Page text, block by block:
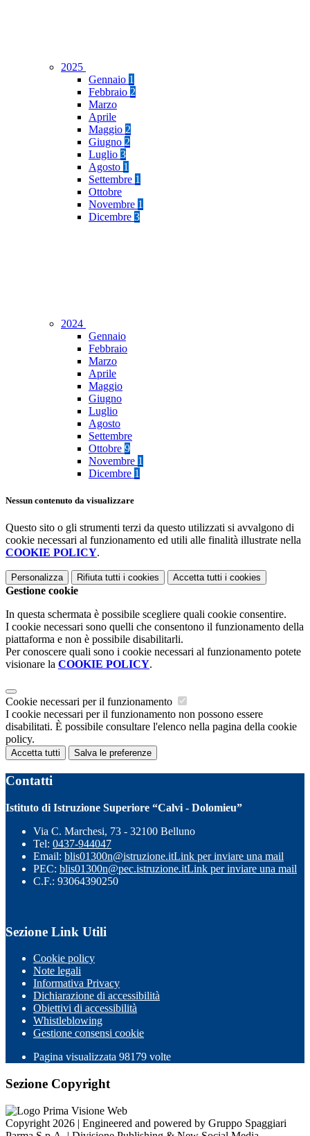
2025
Gennaio 1
Febbraio 2
Marzo
Aprile
Maggio 2
Giugno 2
Luglio 3
Agosto 1
Settembre 1
Ottobre
Novembre 1
Dicembre 3
2024
Gennaio
Febbraio
Marzo
Aprile
Maggio
Giugno
Luglio
Agosto
Settembre
Ottobre 9
Novembre 1
Dicembre 1
Nessun contenuto da visualizzare
Questo sito o gli strumenti terzi da questo utilizzati si avvalgono di
cookie necessari al funzionamento ed utili alle finalità illustrate nella
COOKIE POLICY.
Personalizza Rifiuta tutti i cookies Accetta tutti i cookies
Gestione cookie
In questa schermata è possibile scegliere quali cookie consentire.
I cookie necessari sono quelli che consentono il funzionamento della
piattaforma e non è possibile disabilitarli.
Per conoscere quali sono i cookie necessari al funzionamento potete
visionare la COOKIE POLICY.
Cookie necessari per il funzionamento
I cookie necessari per il funzionamento non possono essere
disabilitati. È possibile consultare l'elenco nella pagina della cookie
policy.
Accetta tutti Salva le preferenze
Contatti
Istituto di Istruzione Superiore “Calvi - Dolomieu”
Via C. Marchesi, 73 - 32100 Belluno
Tel: 0437-944047
Email: blis01300n@istruzione.itLink per inviare una mail
PEC: blis01300n@pec.istruzione.itLink per inviare una mail
C.F.: 93064390250
Sezione Link Utili
Cookie policy
Note legali
Informativa Privacy
Dichiarazione di accessibilità
Obiettivi di accessibilità
Whistleblowing
Gestione consensi cookie
Pagina visualizzata 98179 volte
Sezione Copyright
Copyright 2026 | Engineered and powered by Gruppo Spaggiari